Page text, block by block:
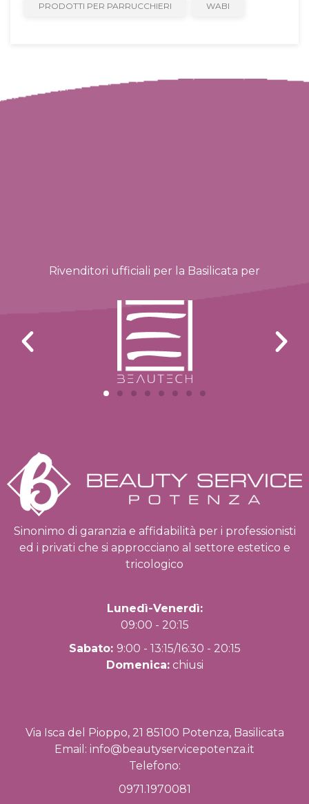
PRODOTTI PER PARRUCCHIERI WABI
Rivenditori ufficiali per la Basilicata per
Sinonimo di garanzia e affidabilità per i professionisti
ed i privati che si approcciano al settore estetico e
tricologico
Lunedì-Venerdì:
09:00 - 20:15
Sabato: 9:00 - 13:15/16:30 - 20:15
Domenica:chiusi
Via Isca del Pioppo, 21 85100 Potenza, Basilicata
Email: info@beautyservicepotenza.it
Telefono:
0971.1970081